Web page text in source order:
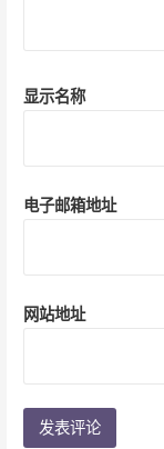
显示名称
电子邮箱地址
网站地址